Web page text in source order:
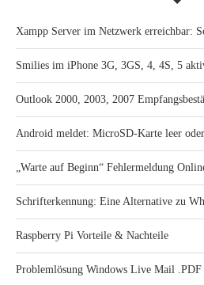
Xampp Server im Netzwerk erreichbar:
Smilies im iPhone 3G, 3GS, 4, 4S, 5
Outlook 2000, 2003, 2007
Android meldet: MicroSD-Karte leer
„Warte auf Beginn“ Fehlermeldung
Schrifterkennung: Eine Alternative zu
Raspberry Pi Vorteile & Nachteile
Problemlösung Windows Live Mail .PDF